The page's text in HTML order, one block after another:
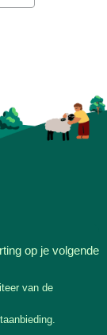
op je volgende
van de